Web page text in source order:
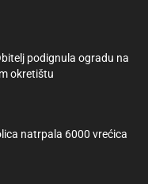
podignula ogradu na
okretištu
natrpala 6000 vrećica